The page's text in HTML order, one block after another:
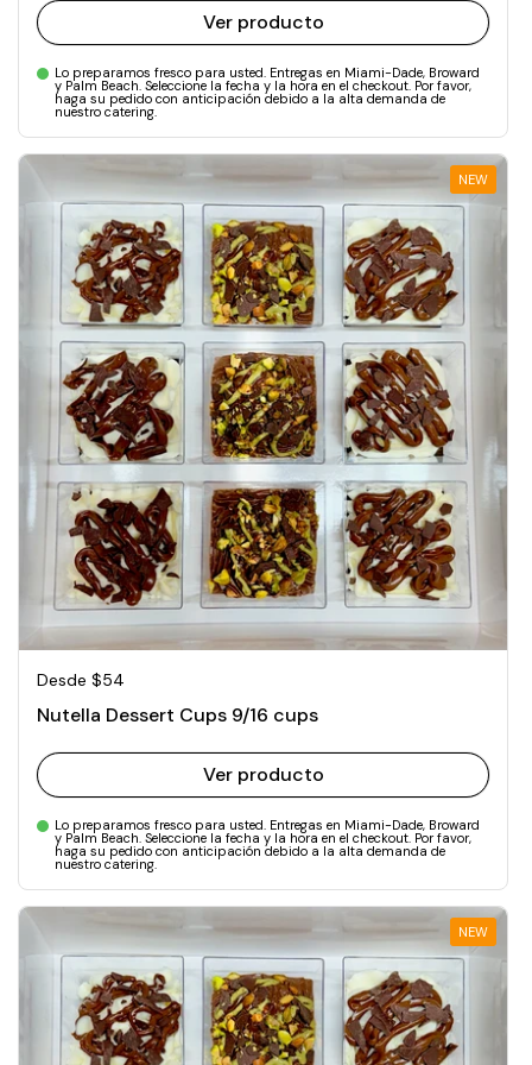
Ver producto
Lo preparamos fresco para usted. Entregas en Miami-Dade, Broward
y Palm Beach. Seleccione la fecha y la hora en el checkout. Por favor,
haga su pedido con anticipación debido a la alta demanda de
nuestro catering.
Precio normal
Desde $54
Nutella Dessert Cups 9/16 cups
Ver producto
Lo preparamos fresco para usted. Entregas en Miami-Dade, Broward
y Palm Beach. Seleccione la fecha y la hora en el checkout. Por favor,
haga su pedido con anticipación debido a la alta demanda de
nuestro catering.
NEW
NEW